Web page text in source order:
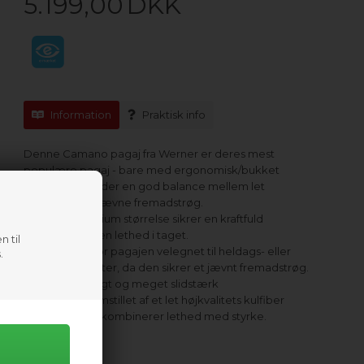
til
Information Praktisk info
Denne Camano pagaj fra Werner er deres mest
populære pagaj - bare med ergonomisk/bukket
skaft. Den tilbyder en god balance mellem let
svingvægt og jævne fremadstrøg.
Bladenes medium størrelse sikrer en kraftfuld
fremgang, og en lethed i taget.
En lav vinkel gør pagajen velegnet til heldags- eller
flerdagsudflugter, da den sikrer et jævnt fremadstrøg.
Ekstrem letvægt og meget slidstærk
Pagajen er fremstillet af et let højkvalitets kulfiber
materiale, der kombinerer lethed med styrke.